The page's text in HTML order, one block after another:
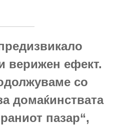
верижен ефект.
со
домаќинствата
пазар“,